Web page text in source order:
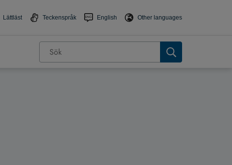
Lättläst Teckenspråk English Other languages